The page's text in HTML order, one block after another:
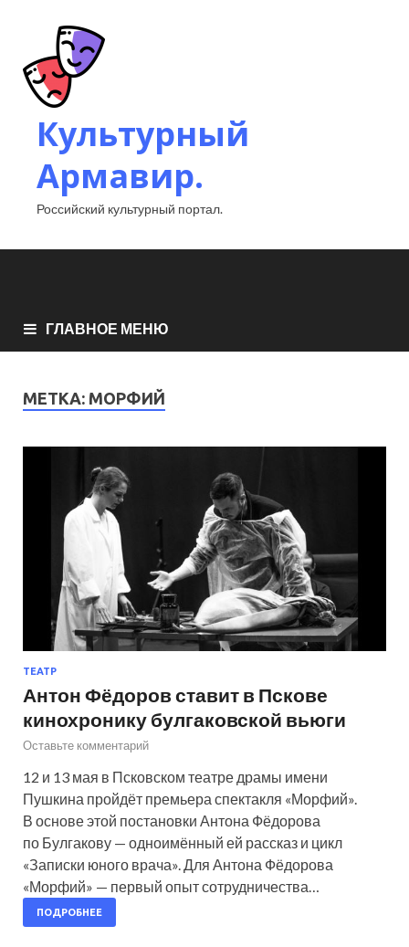
Культурный
Армавир.
Российский культурный портал.
ГЛАВНОЕ МЕНЮ
МЕТКА: МОРФИЙ
ТЕАТР
Антон Фёдоров ставит в Пскове
кинохронику булгаковской вьюги
Оставьте комментарий
12 и 13 мая в Псковском театре драмы имени
Пушкина пройдёт премьера спектакля «Морфий».
В основе этой постановки Антона Фёдорова
по Булгакову — одноимённый ей рассказ и цикл
«Записки юного врача». Для Антона Фёдорова
«Морфий» — первый опыт сотрудничества…
ПОДРОБНЕЕ